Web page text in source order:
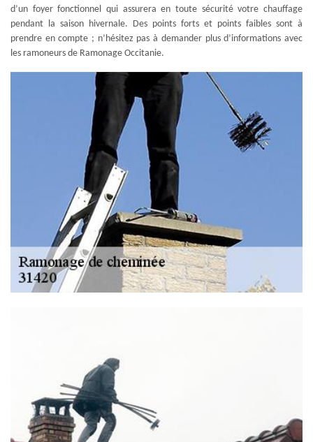
d’un foyer fonctionnel qui assurera en toute sécurité votre chauffage
pendant la saison hivernale. Des points forts et points faibles sont à
prendre en compte ; n’hésitez pas à demander plus d’informations avec
les ramoneurs de Ramonage Occitanie.